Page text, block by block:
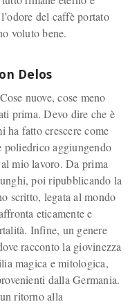
del caffè portato
voluto bene.
Delos
nuove, cose meno
prima. Devo dire che è
ha fatto crescere come
poliedrico aggiungendo
mio lavoro. Da prima
poi ripubblicando la
scritto, legata al mondo
eticamente e
Infine, un genere
racconto la giovinezza
magica e mitologica,
dalla Germania.
ritorno alla